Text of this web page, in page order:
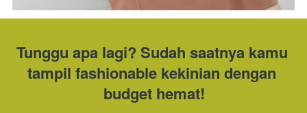
Tunggu apa lagi? Sudah saatnya kamu
tampil fashionable kekinian dengan
budget hemat!